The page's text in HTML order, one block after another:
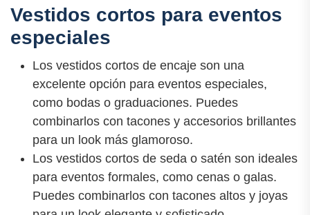
Vestidos cortos para eventos
especiales
Los vestidos cortos de encaje son una
excelente opción para eventos especiales,
como bodas o graduaciones. Puedes
combinarlos con tacones y accesorios brillantes
para un look más glamoroso.
Los vestidos cortos de seda o satén son ideales
para eventos formales, como cenas o galas.
Puedes combinarlos con tacones altos y joyas